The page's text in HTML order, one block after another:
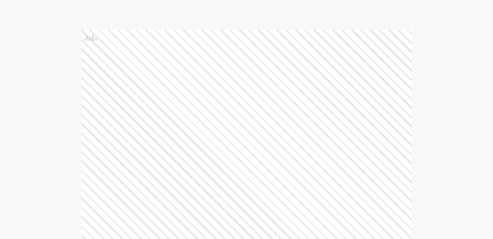
Ads